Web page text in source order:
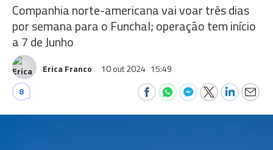
Companhia norte-americana vai voar três dias
por semana para o Funchal; operação tem início
a 7 de Junho
Erica Franco 10 out 2024 15:49
8